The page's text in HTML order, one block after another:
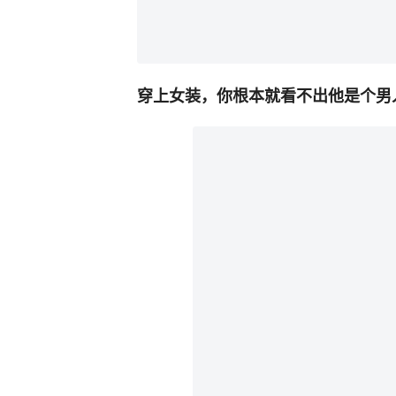
穿上女装，你根本就看不出他是个